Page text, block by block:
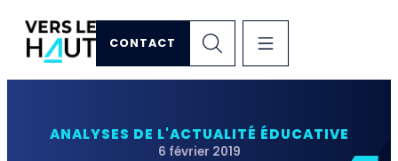
CONTACT
ANALYSES DE L'ACTUALITÉ ÉDUCATIVE
6 février 2019